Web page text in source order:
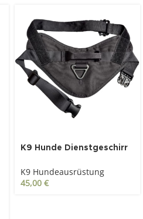
K9 Hunde Dienstgeschirr
K9 Hundeausrüstung
45,00 €